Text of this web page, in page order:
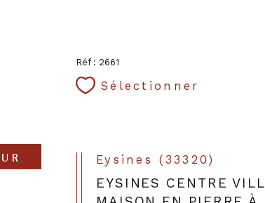
Réf : 2661
Sélectionner
Eysines (33320)
EYSINES CENTRE